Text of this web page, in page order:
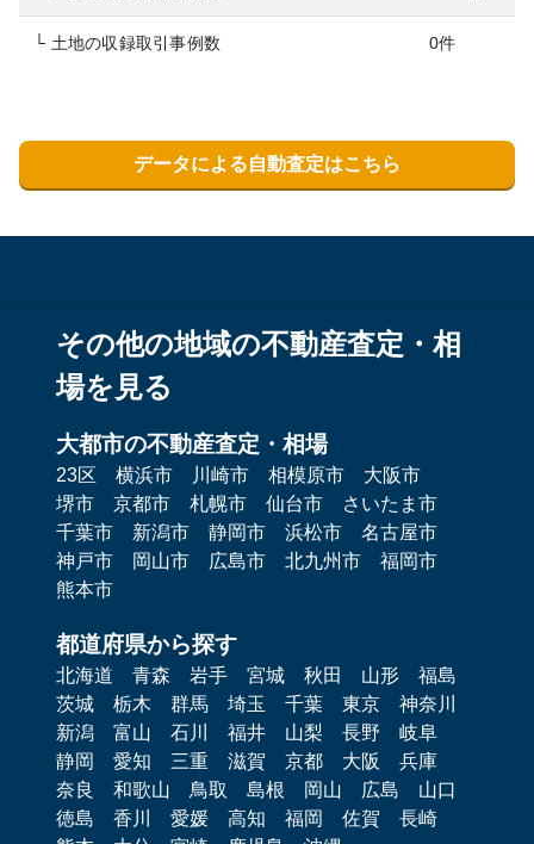
└ 土地の収録取引事例数 0件
データによる自動査定はこちら
その他の地域の不動産査定・相
場を見る
大都市の不動産査定・相場
23区 横浜市 川崎市 相模原市
大阪市
堺市
京都市 札幌市 仙台市
さいたま市
千葉市
新潟市 静岡市 浜松市
名古屋市
神戸市
岡山市 広島市 北九州市
福岡市
熊本市
都道府県から探す
北海道 青森 岩手 宮城 秋田 山形
福島
茨城
栃木 群馬 埼玉 千葉 東京
神奈川
新潟
富山 石川 福井 山梨 長野
岐阜
静岡
愛知 三重 滋賀 京都 大阪
兵庫
奈良
和歌山 鳥取 島根 岡山 広島
山口
徳島
香川 愛媛 高知 福岡 佐賀
長崎